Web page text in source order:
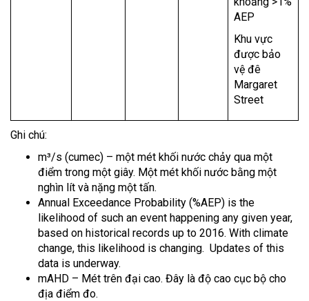
AEP
Khu vực
được bảo
vệ đê
Margaret
Street
Ghi chú:
m³/s (cumec) – một mét khối nước chảy qua một
điểm trong một giây. Một mét khối nước bằng một
nghìn lít và nặng một tấn.
Annual Exceedance Probability (%AEP) is the
likelihood of such an event happening any given year,
based on historical records up to 2016. With climate
change, this likelihood is changing. Updates of this
data is underway.
mAHD – Mét trên đại cao. Đây là độ cao cục bộ cho
địa điểm đo.